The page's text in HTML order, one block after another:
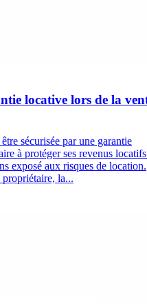
locative lors de la
sécurisée par une garantie
à protéger ses revenus
exposé aux risques de location.
la...